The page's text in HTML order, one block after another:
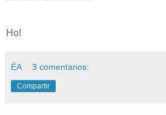
Ho!
ÉA 3 comentarios:
Compartir